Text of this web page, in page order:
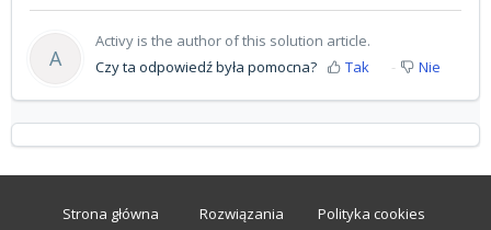
A
Activy is the author of this solution article.
Czy ta odpowiedź była pomocna?
Tak Nie
Strona główna Rozwiązania Polityka cookies